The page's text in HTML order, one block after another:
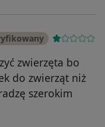
zwierzęta bo
do zwierząt niż
szerokim